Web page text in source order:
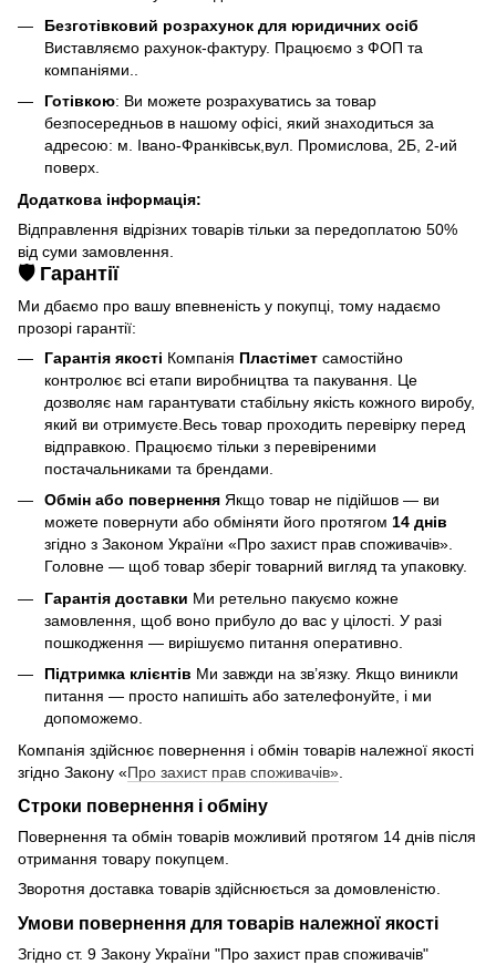
Безготівковий розрахунок для юридичних осіб
Виставляємо рахунок-фактуру. Працюємо з ФОП та
компаніями..
Готівкою: Ви можете розрахуватись за товар
безпосередньов в нашому офісі, який знаходиться за
адресою: м. Івано-Франківськ,вул. Промислова, 2Б, 2-ий
поверх.
Додаткова інформація:
Відправлення відрізних товарів тільки за передоплатою 50%
від суми замовлення.
🛡️ Гарантії
Ми дбаємо про вашу впевненість у покупці, тому надаємо
прозорі гарантії:
Гарантія якості Компанія Пластімет самостійно
контролює всі етапи виробництва та пакування. Це
дозволяє нам гарантувати стабільну якість кожного виробу,
який ви отримуєте.Весь товар проходить перевірку перед
відправкою. Працюємо тільки з перевіреними
постачальниками та брендами.
Обмін або повернення Якщо товар не підійшов — ви
можете повернути або обміняти його протягом 14 днів
згідно з Законом України «Про захист прав споживачів».
Головне — щоб товар зберіг товарний вигляд та упаковку.
Гарантія доставки Ми ретельно пакуємо кожне
замовлення, щоб воно прибуло до вас у цілості. У разі
пошкодження — вирішуємо питання оперативно.
Підтримка клієнтів Ми завжди на зв’язку. Якщо виникли
питання — просто напишіть або зателефонуйте, і ми
допоможемо.
Компанія здійснює повернення і обмін товарів належної якості
згідно Закону «Про захист прав споживачів»
Строки повернення і обміну
Повернення та обмін товарів можливий протягом 14 днів після
отримання товару покупцем.
Зворотня доставка товарів здійснюється за домовленістю.
Умови повернення для товарів належної якості
Згідно ст. 9 Закону України "Про захист прав споживачів"